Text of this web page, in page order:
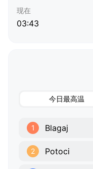
现在
03:43
今日最高温
1 Blagaj
2 Potoci